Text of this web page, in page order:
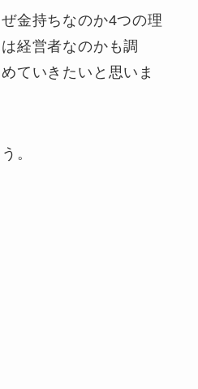
金持ちなのか4つの理
経営者なのかも調
ていきたいと思いま
。